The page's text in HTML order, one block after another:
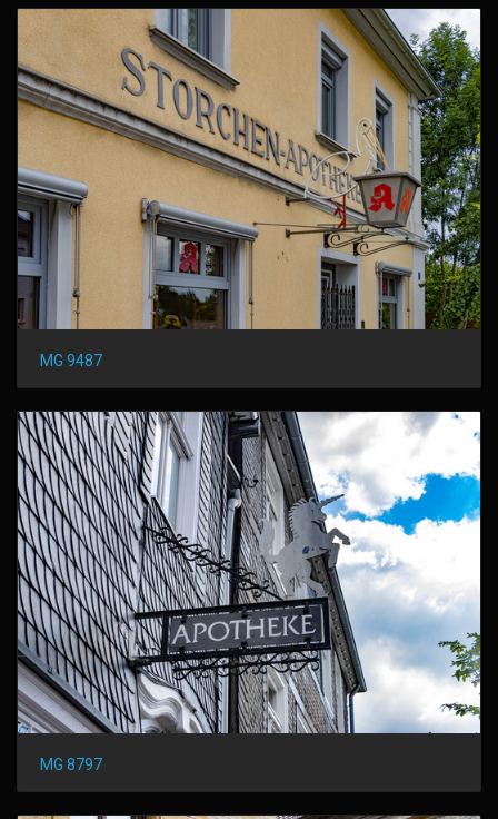
MG 9487
MG 8797